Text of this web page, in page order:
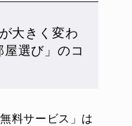
大きく変わ
選び」のコ
料サービス」は